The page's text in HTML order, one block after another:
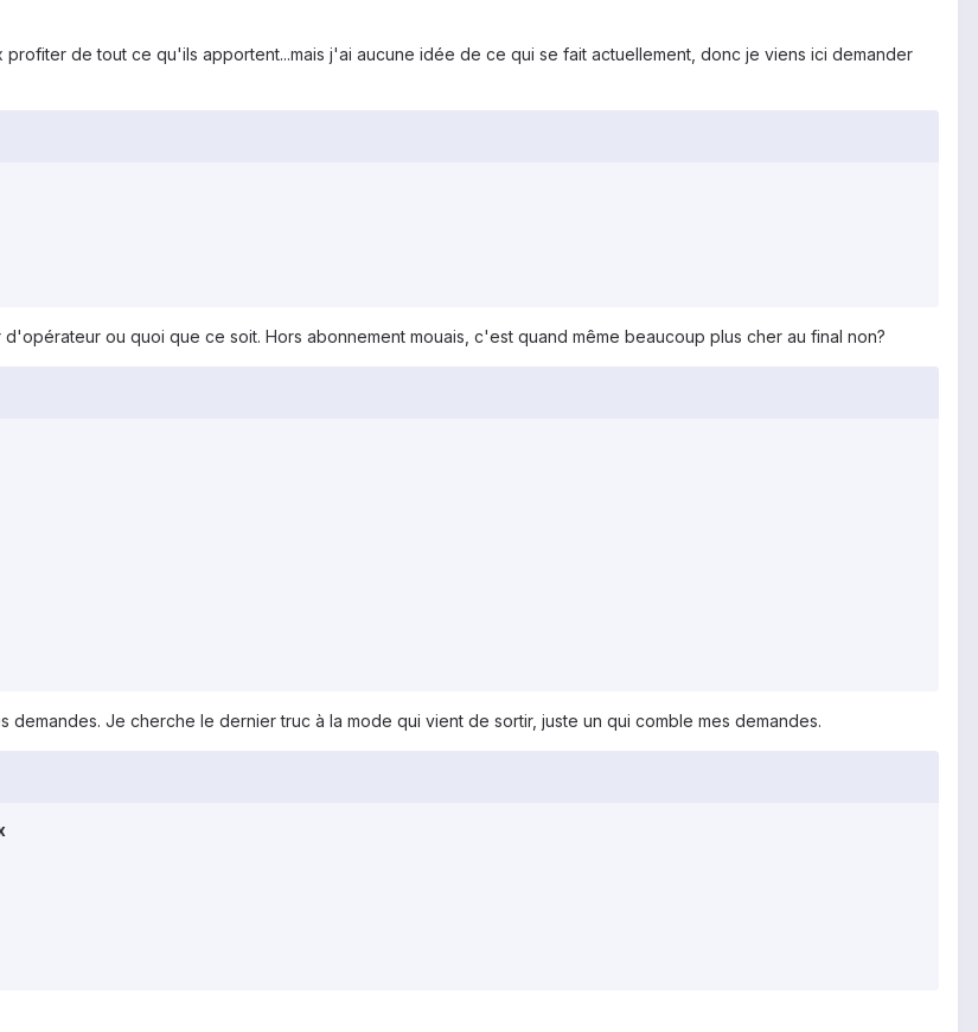
de tout ce qu'ils apportent...mais j'ai aucune idée de ce qui se fait actuellement, donc je viens ici demander
ou quoi que ce soit. Hors abonnement mouais, c'est quand même beaucoup plus cher au final non?
demandes. Je cherche le dernier truc à la mode qui vient de sortir, juste un qui comble mes demandes.